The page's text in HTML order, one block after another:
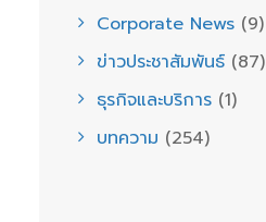
Corporate News (9)
ข่าวประชาสัมพันธ์ (87)
ธุรกิจและบริการ (1)
บทความ (254)